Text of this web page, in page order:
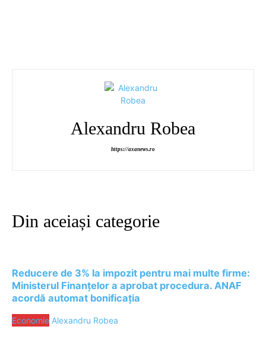
Alexandru Robea
https://axanews.ro
Din aceiași categorie
Reducere de 3% la impozit pentru mai multe firme:
Ministerul Finanțelor a aprobat procedura. ANAF
acordă automat bonificația
Economie Alexandru Robea